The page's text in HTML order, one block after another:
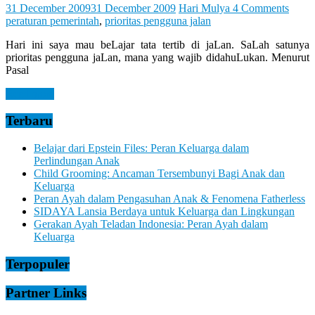
You
Feel
It
31 December 200931 December 2009 Hari Mulya 4 Comments
peraturan pemerintah, prioritas pengguna jalan
Hari ini saya mau beLajar tata tertib di jaLan. SaLah satunya
prioritas pengguna jaLan, mana yang wajib didahuLukan. Menurut
Pasal
Terbaru
Belajar dari Epstein Files: Peran Keluarga dalam
Perlindungan Anak
Child Grooming: Ancaman Tersembunyi Bagi Anak dan
Keluarga
Peran Ayah dalam Pengasuhan Anak & Fenomena Fatherless
SIDAYA Lansia Berdaya untuk Keluarga dan Lingkungan
Gerakan Ayah Teladan Indonesia: Peran Ayah dalam
Keluarga
Terpopuler
Partner Links